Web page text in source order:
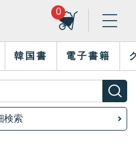
0
韓国書 電子書籍
検索